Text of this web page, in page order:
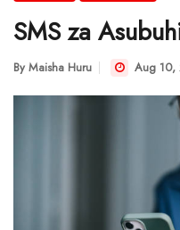
SMS za
By Maisha Huru Aug